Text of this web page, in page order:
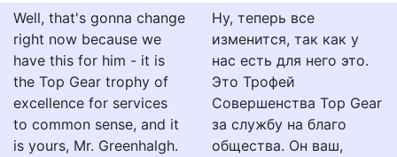
Well, that's gonna change
right now because we
have this for him - it is
the Top Gear trophy of
excellence for services
to common sense, and it
is yours, Mr. Greenhalgh.
Ну, теперь все
изменится, так как у
нас есть для него это.
Это Трофей
Совершенства Top Gear
за службу на благо
общества. Он ваш,